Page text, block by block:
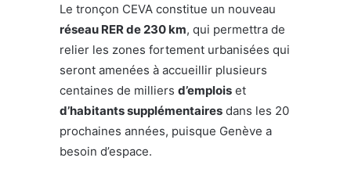
Le tronçon CEVA constitue un nouveau
réseau RER de 230 km, qui permettra de
relier les zones fortement urbanisées qui
seront amenées à accueillir plusieurs
centaines de milliers d’emplois et
d’habitants supplémentaires dans les 20
prochaines années, puisque Genève a
besoin d’espace.